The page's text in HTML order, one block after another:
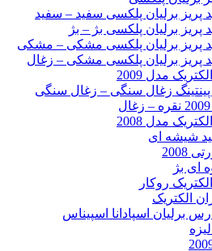
پریز برلیان پلکسی سفید – سفید
پریز برلیان پلکسی بژ – بژ
پریز برلیان پلکسی مشکی – مشکی
پریز برلیان پلکسی مشکی – زغال
مدل 2009
پینتینگ زغال سنگی – زغال سنگی
مدل 2008
شیشه ای
2008
ای بژ
روکار
الکتریک
برلیان اسپادانا اسپیناس